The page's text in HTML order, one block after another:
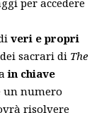
veri e propri
sacrari di The
in chiave
un numero
risolvere